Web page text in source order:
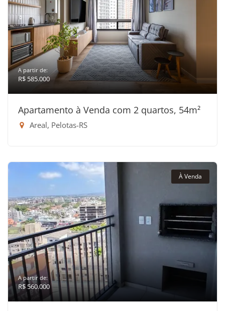
A partir de:
R$ 585.000
Apartamento à Venda com 2 quartos, 54m²
Areal, Pelotas-RS
À Venda
A partir de:
R$ 560.000